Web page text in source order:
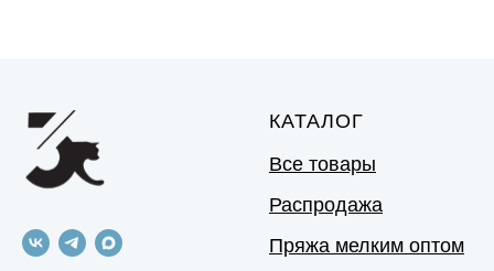
КАТАЛОГ
Все товары
Распродажа
Пряжа мелким оптом